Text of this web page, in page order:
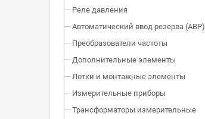
Реле давления
Автоматический ввод резерва (АВР)
Преобразователи частоты
Дополнительные элементы
Лотки и монтажные элементы
Измерительные приборы
Трансформаторы измерительные